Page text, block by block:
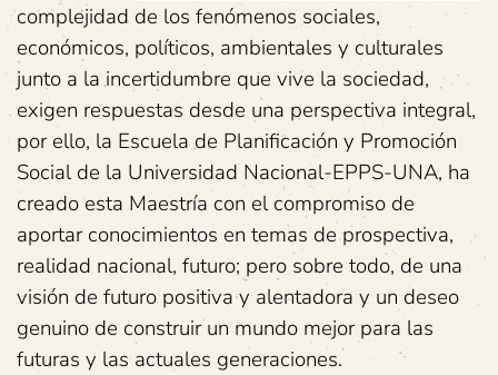
complejidad de los fenómenos sociales,
económicos, políticos, ambientales y culturales
junto a la incertidumbre que vive la sociedad,
exigen respuestas desde una perspectiva integral,
por ello, la Escuela de Planificación y Promoción
Social de la Universidad Nacional-EPPS-UNA, ha
creado esta Maestría con el compromiso de
aportar conocimientos en temas de prospectiva,
realidad nacional, futuro; pero sobre todo, de una
visión de futuro positiva y alentadora y un deseo
genuino de construir un mundo mejor para las
futuras y las actuales generaciones.